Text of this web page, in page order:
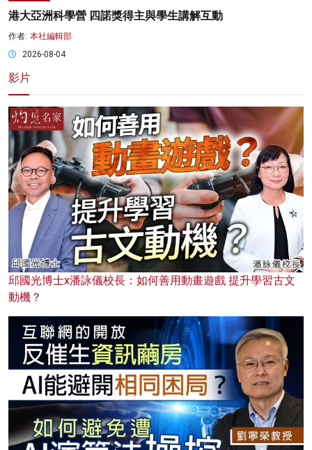
港大亞洲科學營 四諾獎得主與學生講解互動
作者: 本社編輯部
2026-08-04
影片
邱國光博士x潘詠儀校長：如何善用動畫遊戲 提升學習古文
動機？